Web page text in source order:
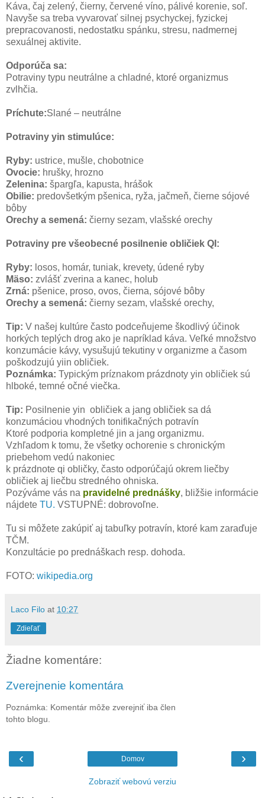
Káva, čaj zelený, čierny, červené víno, pálivé korenie, soľ.
Navyše sa treba vyvarovať silnej psychyckej, fyzickej
prepracovanosti, nedostatku spánku, stresu, nadmernej
sexuálnej aktivite.
Odporúča sa:
Potraviny typu neutrálne a chladné, ktoré organizmus
zvlhčia.
Príchute:Slané – neutrálne
Potraviny yin stimulúce:
Ryby: ustrice, mušle, chobotnice
Ovocie: hrušky, hrozno
Zelenina: špargľa, kapusta, hrášok
Obilie: predovšetkým pšenica, ryža, jačmeň, čierne sójové
bôby
Orechy a semená: čierny sezam, vlašské orechy
Potraviny pre všeobecné posilnenie obličiek QI:
Ryby: losos, homár, tuniak, krevety, údené ryby
Mäso: zvlášť zverina a kanec, holub
Zrná: pšenice, proso, ovos, čierna, sójové bôby
Orechy a semená: čierny sezam, vlašské orechy,
Tip: V našej kultúre často podceňujeme škodlivý účinok
horkých teplých drog ako je napríklad káva. Veľké množstvo
konzumácie kávy, vysušujú tekutiny v organizme a časom
poškodzujú yiin obličiek.
Poznámka: Typickým príznakom prázdnoty yin obličiek sú
hlboké, temné očné viečka.
Tip: Posilnenie yin obličiek a jang obličiek sa dá
konzumáciou vhodných tonifikačných potravín
Ktoré podporia kompletné jin a jang organizmu.
Vzhľadom k tomu, že všetky ochorenie s chronickým
priebehom vedú nakoniec
k prázdnote qi obličky, často odporúčajú okrem liečby
obličiek aj liečbu stredného ohniska.
Pozýváme vás na pravidelné prednášky, bližšie informácie
nájdete TU. VSTUPNÉ: dobrovoľne.
Tu si môžete zakúpiť aj tabuľky potravín, ktoré kam zaraďuje
TČM.
Konzultácie po prednáškach resp. dohoda.
FOTO: wikipedia.org
Laco Filo at 10:27
Zdieľať
Žiadne komentáre:
Zverejnenie komentára
Poznámka: Komentár môže zverejniť iba člen
tohto blogu.
‹ ›
Domov
Zobraziť webovú verziu